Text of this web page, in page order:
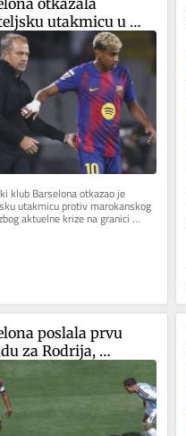
utakmicu u
klub Barselona otkazao je
utakmicu protiv marokanskog
aktuelne krize na granici
i španske enklave Seute,...
poslala prvu
za Rodrija,
siti traži znatno